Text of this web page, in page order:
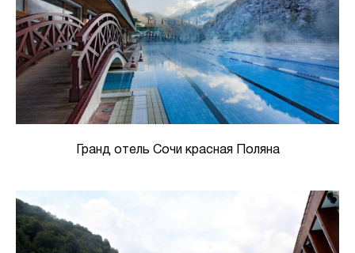
Гранд отель Сочи красная Поляна